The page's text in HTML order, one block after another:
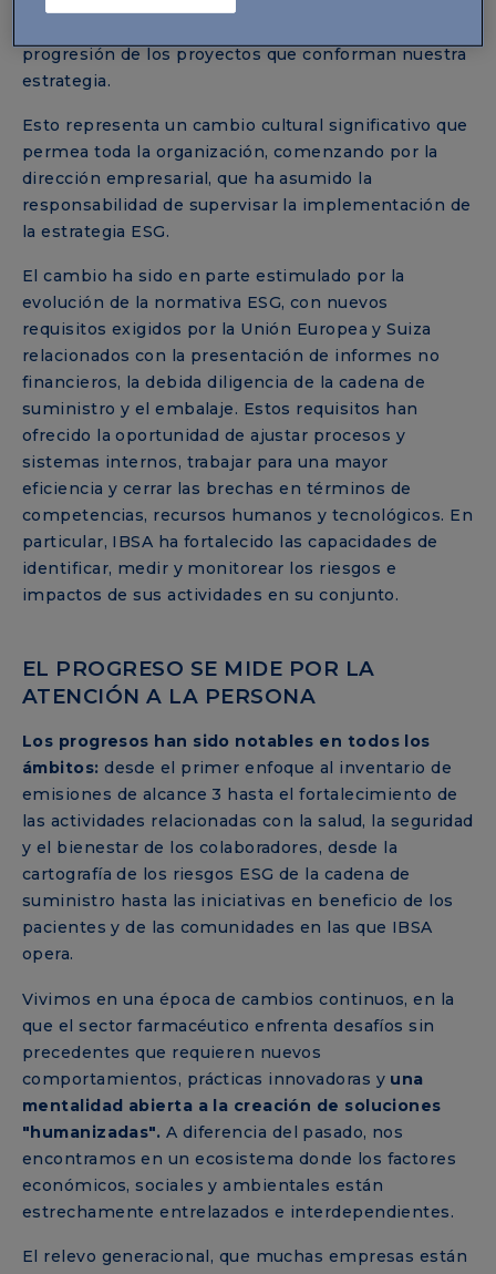
progresión de los proyectos que conforman nuestra
estrategia.
Esto representa un cambio cultural significativo que
permea toda la organización, comenzando por la
dirección empresarial, que ha asumido la
responsabilidad de supervisar la implementación de
la estrategia ESG.
El cambio ha sido en parte estimulado por la
evolución de la normativa ESG, con nuevos
requisitos exigidos por la Unión Europea y Suiza
relacionados con la presentación de informes no
financieros, la debida diligencia de la cadena de
suministro y el embalaje. Estos requisitos han
ofrecido la oportunidad de ajustar procesos y
sistemas internos, trabajar para una mayor
eficiencia y cerrar las brechas en términos de
competencias, recursos humanos y tecnológicos. En
particular, IBSA ha fortalecido las capacidades de
identificar, medir y monitorear los riesgos e
impactos de sus actividades en su conjunto.
EL PROGRESO SE MIDE POR LA
ATENCIÓN A LA PERSONA
Los progresos han sido notables en todos los
ámbitos: desde el primer enfoque al inventario de
emisiones de alcance 3 hasta el fortalecimiento de
las actividades relacionadas con la salud, la seguridad
y el bienestar de los colaboradores, desde la
cartografía de los riesgos ESG de la cadena de
suministro hasta las iniciativas en beneficio de los
pacientes y de las comunidades en las que IBSA
opera.
Vivimos en una época de cambios continuos, en la
que el sector farmacéutico enfrenta desafíos sin
precedentes que requieren nuevos
comportamientos, prácticas innovadoras y una
mentalidad abierta a la creación de soluciones
"humanizadas". A diferencia del pasado, nos
encontramos en un ecosistema donde los factores
económicos, sociales y ambientales están
estrechamente entrelazados e interdependientes.
El relevo generacional, que muchas empresas están